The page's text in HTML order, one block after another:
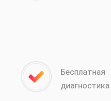
Бесплатная
диагностика